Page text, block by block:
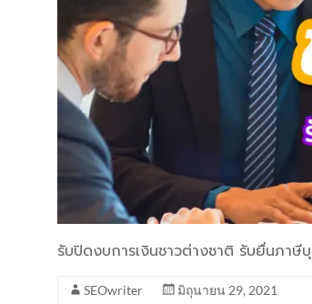
รับปิดงบการเงินชาวต่างชาติ รับยื่นภาษีบุ
SEOwriter
มิถุนายน 29, 2021